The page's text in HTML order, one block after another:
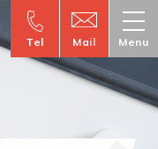
Tel Mail Menu